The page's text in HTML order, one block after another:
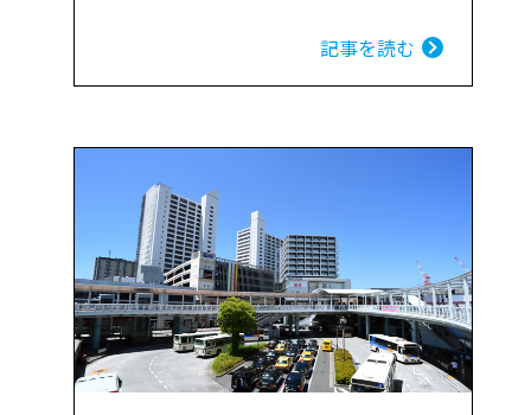
記事を読む